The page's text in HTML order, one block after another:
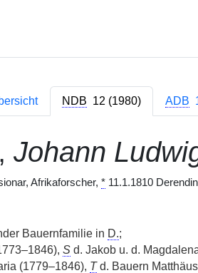
NDB 12 (1980) ADB
Johann
Afrikaforscher, *11.1.1810
Bauernfamilie in D.;
Sd. Jakob u. d.
(1779–1846), Td. Bauern